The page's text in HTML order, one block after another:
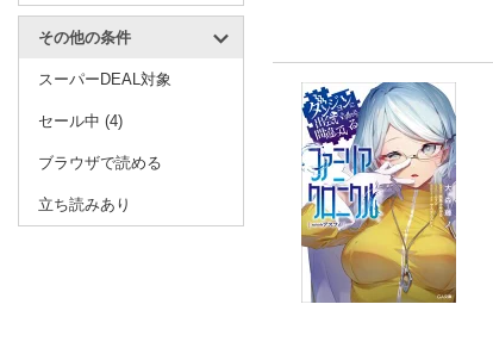
その他の条件
スーパーDEAL対象
セール中 (4)
ブラウザで読める
立ち読みあり